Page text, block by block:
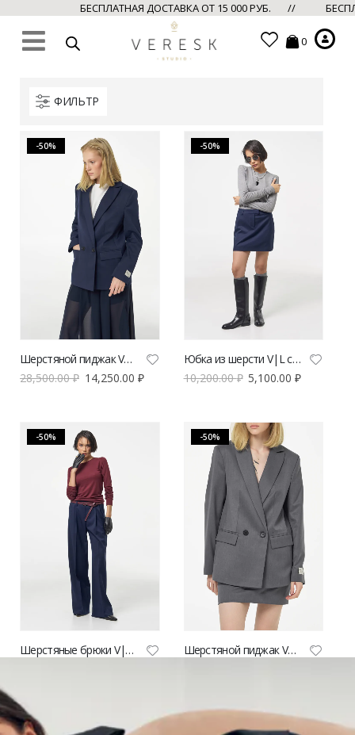
БЕСПЛАТНАЯ ДОСТАВКА ОТ 15 000 РУБ. //
0
ФИЛЬТР
-50%
Шерстяной пиджак V|L синий
28,500.00₽ 14,250.00 ₽
-50%
Юбка из шерсти V|L синяя
10,200.00₽ 5,100.00₽
-50%
Шерстяные брюки V|L синие
-50%
Шерстяной пиджак V|L серый
-50%